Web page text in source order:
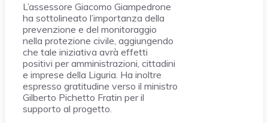
L’assessore Giacomo Giampedrone
ha sottolineato l’importanza della
prevenzione e del monitoraggio
nella protezione civile, aggiungendo
che tale iniziativa avrà effetti
positivi per amministrazioni, cittadini
e imprese della Liguria. Ha inoltre
espresso gratitudine verso il ministro
Gilberto Pichetto Fratin per il
supporto al progetto.